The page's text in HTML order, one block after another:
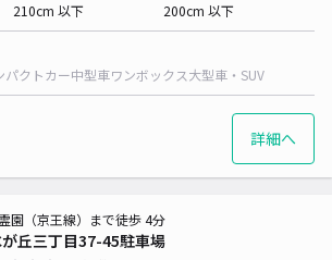
210cm 以下
200cm 以下
パクトカー中型車ワンボックス大型車・SUV
詳細へ
丘三丁目37-45駐車場
園（京王線）まで徒歩 4分